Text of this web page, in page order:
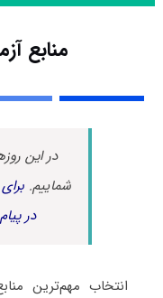
منابع
در این
شماییم.
در
انتخاب مهم‌ترین